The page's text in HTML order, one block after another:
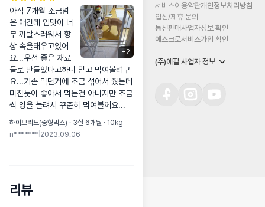
+2
아직 7개월 조금넘
은 애긴데 입맛이 너
무 까탈스러워서 항
상 속을태우고있어
요...우선 좋은 재료
들로 만들었다고하니 믿고 먹여볼려구
요...기존 먹던거에 조금 섞어서 줬는데
미친듯이 좋아서 먹는건 아니지만 조금
씩 양을 늘려서 꾸준히 먹여볼께요...
하이브리드(중형믹스) · 3살 6개월 · 10kg
n******* 2023.09.06
리뷰
서비스이용약관개인정보처리방침
입점/제휴 문의
통신판매사업자정보 확인
에스크로서비스가입 확인
(주)에필 사업자 정보